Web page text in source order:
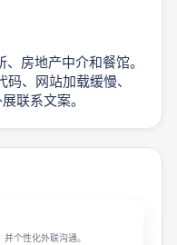
房地产中介和餐馆。
、网站加载缓慢、
联系文案。
个性化外联沟通。